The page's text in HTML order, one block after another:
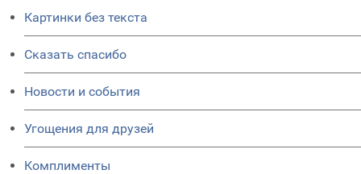
Картинки без текста
Сказать спасибо
Новости и события
Угощения для друзей
Комплименты